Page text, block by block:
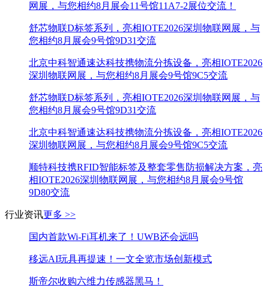
网展，与您相约8月展会11号馆11A7-2展位交流！
舒芯物联D标签系列，亮相IOTE2026深圳物联网展，与
您相约8月展会9号馆9D31交流
北京中科智通速达科技携物流分拣设备，亮相IOTE2026
深圳物联网展，与您相约8月展会9号馆9C5交流
舒芯物联D标签系列，亮相IOTE2026深圳物联网展，与
您相约8月展会9号馆9D31交流
北京中科智通速达科技携物流分拣设备，亮相IOTE2026
深圳物联网展，与您相约8月展会9号馆9C5交流
顺特科技携RFID智能标签及整套零售防损解决方案，亮
相IOTE2026深圳物联网展，与您相约8月展会9号馆
9D80交流
行业资讯更多 >>
国内首款Wi-Fi耳机来了！UWB还会远吗
移远AI玩具再提速！一文全览市场创新模式
斯帝尔收购六维力传感器黑马！